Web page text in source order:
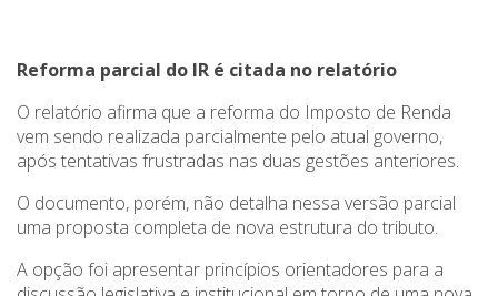
Reforma parcial do IR é citada no relatório
O relatório afirma que a reforma do Imposto de Renda
vem sendo realizada parcialmente pelo atual governo,
após tentativas frustradas nas duas gestões anteriores.
O documento, porém, não detalha nessa versão parcial
uma proposta completa de nova estrutura do tributo.
A opção foi apresentar princípios orientadores para a